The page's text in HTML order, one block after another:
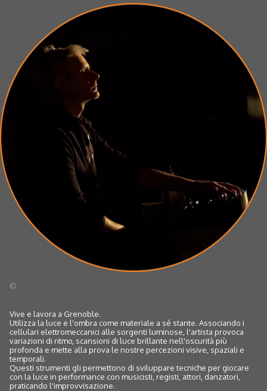
©
Vive e lavora a Grenoble.
Utilizza la luce e l'ombra come materiale a sé stante. Associando i
cellulari elettromeccanici alle sorgenti luminose, l'artista provoca
variazioni di ritmo, scansioni di luce brillante nell'oscurità più
profonda e mette alla prova le nostre percezioni visive, spaziali e
temporali.
Questi strumenti gli permettono di sviluppare tecniche per giocare
con la luce in performance con musicisti, registi, attori, danzatori,
praticando l'improvvisazione.